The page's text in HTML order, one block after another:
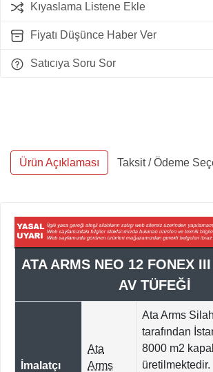
Kıyaslama Listene Ekle
Fiyatı Düşünce Haber Ver
Satıcıya Soru Sor
Ürün Açıklaması Taksit / Ödeme
ATA ARMS NEO 12 FONEX
AV TÜFEĞİ
İmalatçı
Ata
Arms
Ata Arms
tarafından
8000 m2
üretilmektedir.